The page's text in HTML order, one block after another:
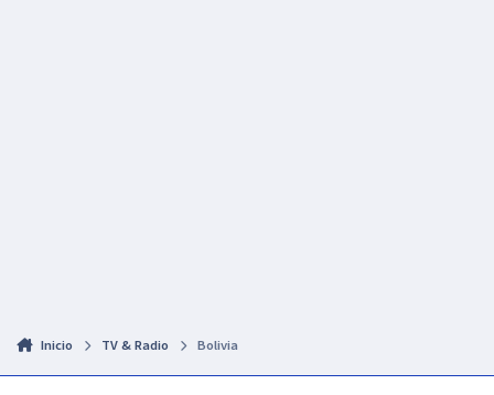
Inicio TV & Radio Bolivia